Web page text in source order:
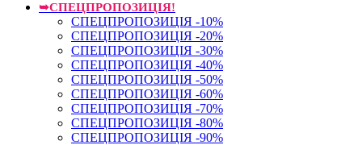
➥СПЕЦПРОПОЗИЦІЯ!
СПЕЦПРОПОЗИЦІЯ -10%
СПЕЦПРОПОЗИЦІЯ -20%
СПЕЦПРОПОЗИЦІЯ -30%
СПЕЦПРОПОЗИЦІЯ -40%
СПЕЦПРОПОЗИЦІЯ -50%
СПЕЦПРОПОЗИЦІЯ -60%
СПЕЦПРОПОЗИЦІЯ -70%
СПЕЦПРОПОЗИЦІЯ -80%
СПЕЦПРОПОЗИЦІЯ -90%